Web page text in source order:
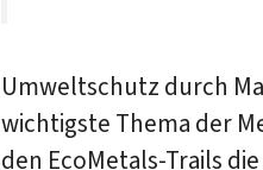
Umweltschutz durch
wichtigste Thema der
den EcoMetals-Trails